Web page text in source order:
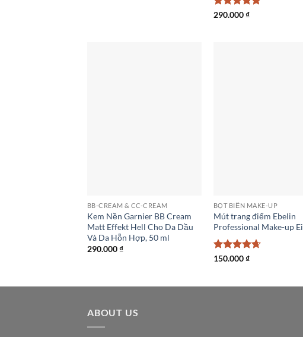
Được xếp
290.000₫
BB-CREAM & CC-CREAM
Kem Nền Garnier BB Cream
Matt Effekt Hell Cho Da Dầu
Và Da Hỗn Hợp, 50 ml
290.000₫
BỌT BIỂN MAKE-UP
Mút trang điểm Ebelin
Professional Make-up Ei
Được xếp
150.000₫
ABOUT US